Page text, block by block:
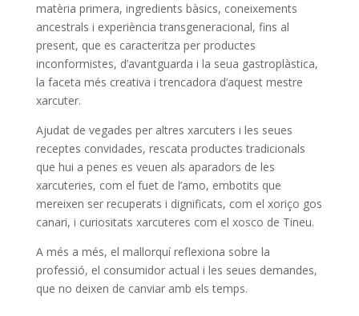
matèria primera, ingredients bàsics, coneixements
ancestrals i experiència transgeneracional, fins al
present, que es caracteritza per productes
inconformistes, d’avantguarda i la seua gastroplàstica,
la faceta més creativa i trencadora d’aquest mestre
xarcuter.
Ajudat de vegades per altres xarcuters i les seues
receptes convidades, rescata productes tradicionals
que hui a penes es veuen als aparadors de les
xarcuteries, com el fuet de l’amo, embotits que
mereixen ser recuperats i dignificats, com el xoriço gos
canari, i curiositats xarcuteres com el xosco de Tineu.
A més a més, el mallorquí reflexiona sobre la
professió, el consumidor actual i les seues demandes,
que no deixen de canviar amb els temps.